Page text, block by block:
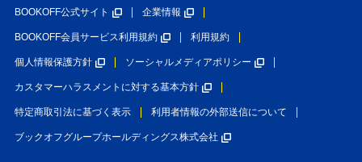
BOOKOFF公式サイト 企業情報
BOOKOFF会員サービス利用規約 利用規約
個人情報保護方針 ソーシャルメディアポリシー
カスタマーハラスメントに対する基本方針
特定商取引法に基づく表示 利用者情報の外部送信について
ブックオフグループホールディングス株式会社